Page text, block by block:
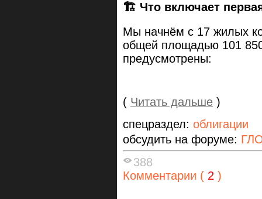
🏗
Что включает
Мы начнём с 17 жилых
общей площадью 101
предусмотрены:
( Читать дальше )
спецраздел: облигации
обсудить на форуме:
388
Комментарии ( 2 )